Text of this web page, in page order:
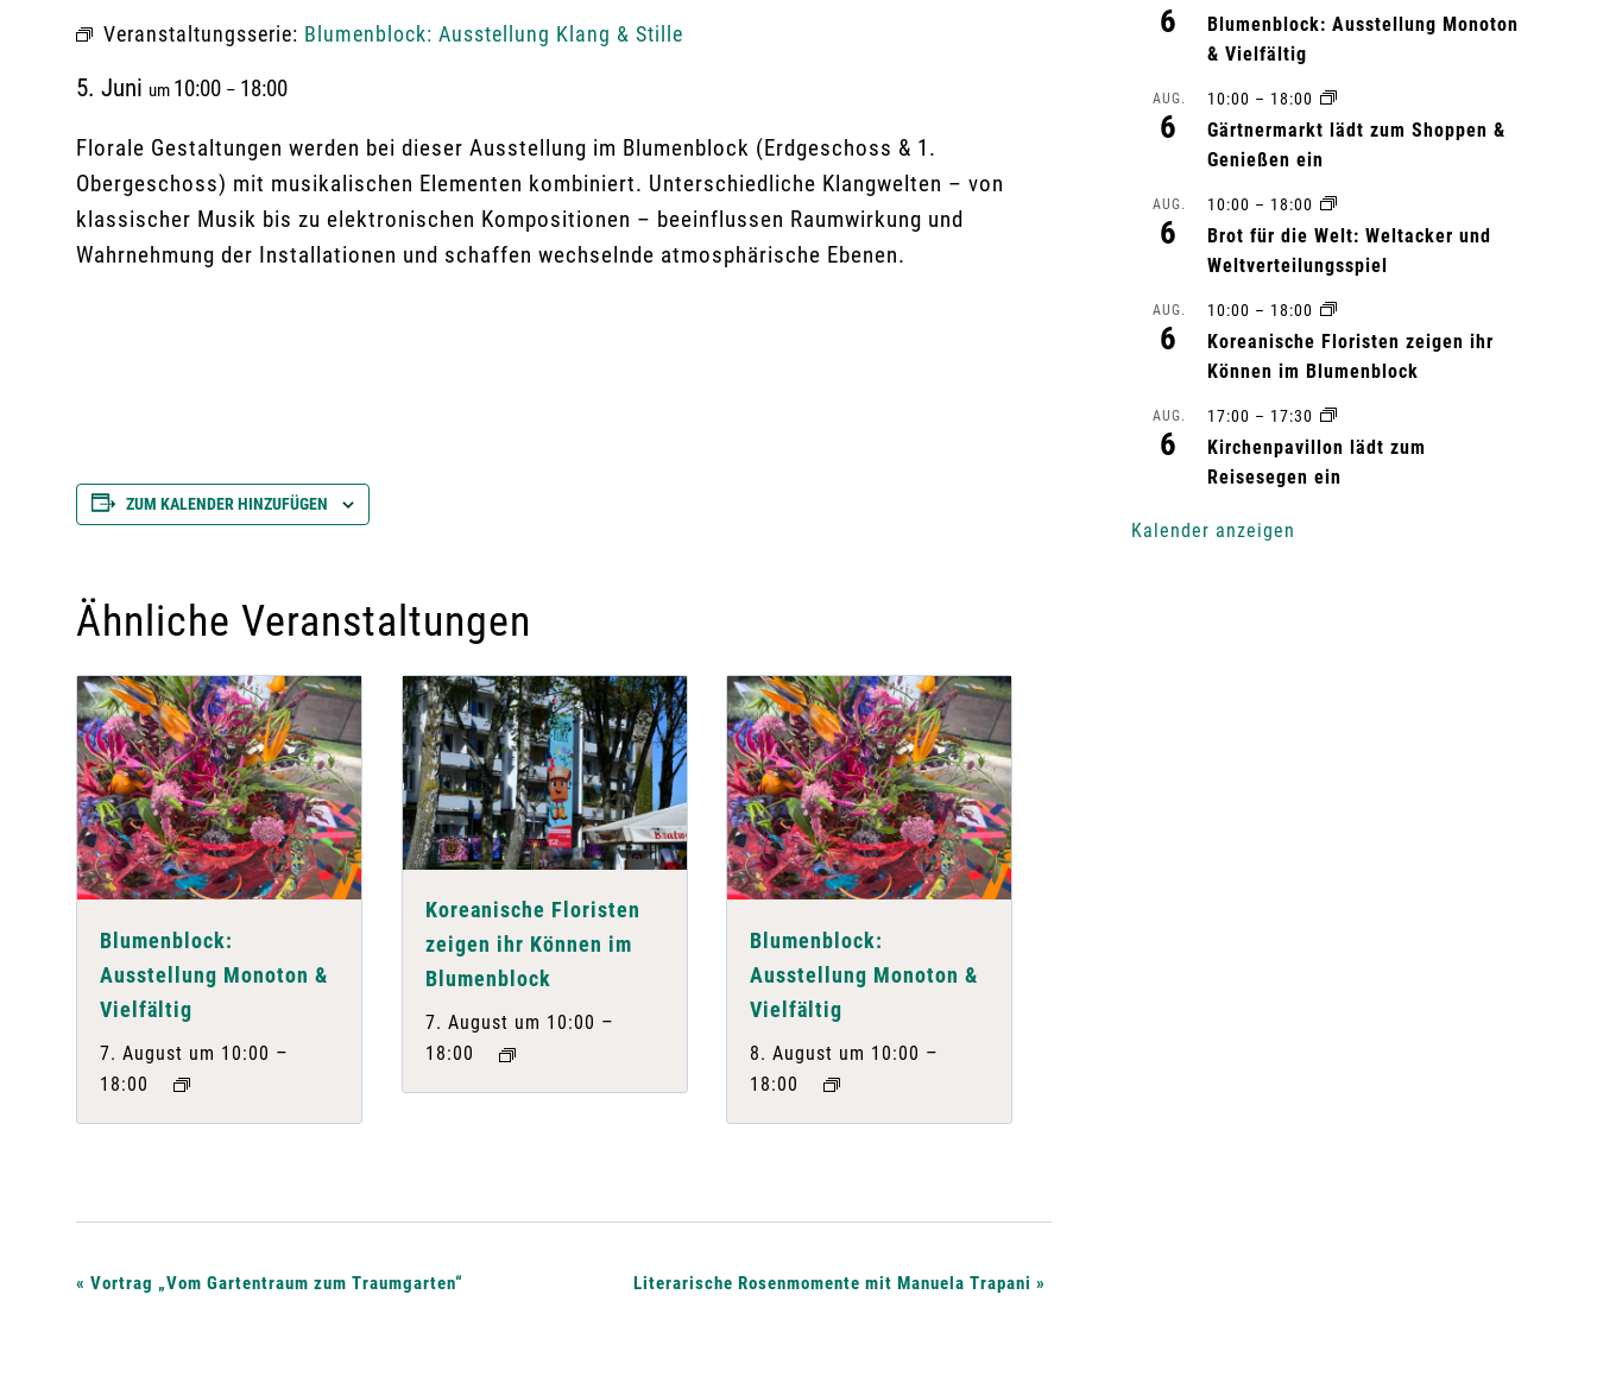
Veranstaltungsserie: Blumenblock: Ausstellung Klang & Stille
5. Juni um 10:00 – 18:00
Florale Gestaltungen werden bei dieser Ausstellung im Blumenblock (Erdgeschoss & 1.
Obergeschoss) mit musikalischen Elementen kombiniert. Unterschiedliche Klangwelten – von
klassischer Musik bis zu elektronischen Kompositionen – beeinflussen Raumwirkung und
Wahrnehmung der Installationen und schaffen wechselnde atmosphärische Ebenen.
ZUM KALENDER HINZUFÜGEN
Ähnliche Veranstaltungen
Blumenblock:
Ausstellung Monoton &
Vielfältig
7. August um 10:00 –
18:00
Koreanische Floristen
zeigen ihr Können im
Blumenblock
7. August um 10:00 –
18:00
Blumenblock:
Ausstellung Monoton &
Vielfältig
8. August um 10:00 –
18:00
V
« Vortrag „Vom Gartentraum zum Traumgarten“ Literarische Rosenmomente mit Manuela Trapani»
6
Blumenblock: Ausstellung Monoton
& Vielfältig
AUG.
6
10:00 – 18:00
Gärtnermarkt lädt zum Shoppen &
Genießen ein
AUG.
6
10:00 – 18:00
Brot für die Welt: Weltacker und
Weltverteilungsspiel
AUG.
6
10:00 – 18:00
Koreanische Floristen zeigen ihr
Können im Blumenblock
AUG.
6
17:00 – 17:30
Kirchenpavillon lädt zum
Reisesegen ein
Kalender anzeigen